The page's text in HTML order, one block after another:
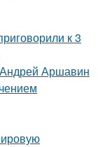
к 3
Аршавин